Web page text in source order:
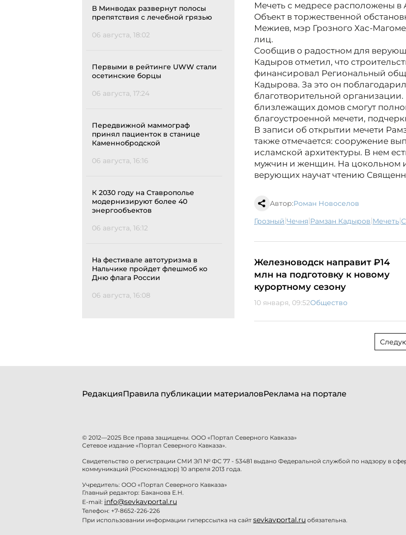
В Минводах развернут полосы
препятствия с лечебной грязью
06 августа, 18:02
Первыми в рейтинге UWW стали
осетинские борцы
06 августа, 17:24
Передвижной маммограф
принял пациенток в станице
Каменнобродской
06 августа, 16:16
К 2030 году на Ставрополье
модернизируют более 40
энергообъектов
06 августа, 16:12
На фестивале автотуризма в
Нальчике пройдет флешмоб ко
Дню флага России
06 августа, 16:08
Мечеть с медресе расположены в
Объект в торжественной
Межиев, мэр Грозного Хас-
лиц.
Сообщив о радостном для
Кадыров отметил, что
финансировал Региональный
Кадырова. За это он
благотворительной
близлежащих домов смогут
благоустроенной мечети,
В записи об открытии мечети
также отмечается: сооружение
исламской архитектуры. В нем
мужчин и женщин. На цокольном
верующих научат чтению
Автор:Роман Новоселов
Грозный| Чечня| Рамзан Кадыров| мечеть|
Железноводск направит ₽14
млн на подготовку к новому
курортному сезону
10 января, 09:52Общество
РедакцияПравила публикации материаловРеклама на портале
© 2012—2025 Все права защищены. ООО «Портал Северного Кавказа»
Сетевое издание «Портал Северного Кавказа».
Свидетельство о регистрации СМИ ЭЛ № ФС 77 - 53481 выдано Федеральной службой по надзору в
коммуникаций (Роскомнадзор) 10 апреля 2013 года.
Учредитель: ООО «Портал Северного Кавказа»
Главный редактор: Баканова Е.Н.
E-mail: info@sevkavportal.ru
Телефон: +7-8652-226-226
При использовании информации гиперссылка на сайт sevkavportal.ru обязательна.